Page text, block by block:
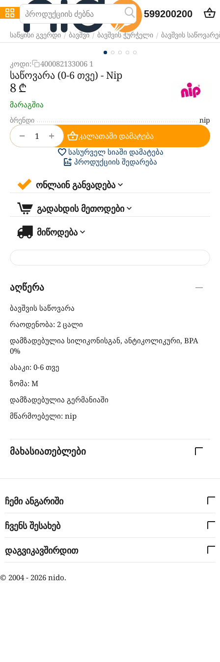
599200200
საწყისი გვერდი / ბავშვი / ბავშვის ჭურჭელი / ბავშვის
კოდი: 400082133006 1
საწოვარა (0-6 თვე) - Nip
‍8‍₾
მარაგშია
ბრენდი nip
+
− კალათაში დამატება
სასურველ სიაში დამატება
პროდუქციის შედარება
ონლაინ განვადება
გადახდის მეთოდები
მიწოდება
აღწერა
ბავშვის საწოვარა
რაოდენობა: 2 ცალი
დამზადებულია სილიკონისგან, ანტიკოლიკური, BPA
0%
ასაკი: 0-6 თვე
ზომა: M
დამზადებულია გერმანიაში
მწარმოებელი: nip
მახასიათებლები
ჩემი ანგარიში
ჩვენს შესახებ
დაგვიკავშირდით
© 2004 - 2026 nido.